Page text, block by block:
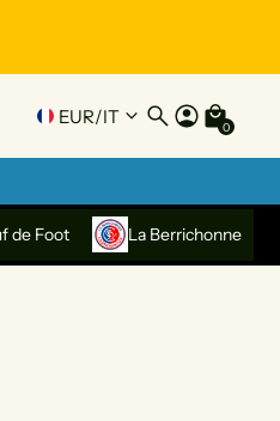
EUR/IT 0
de Foot La Berrichonne